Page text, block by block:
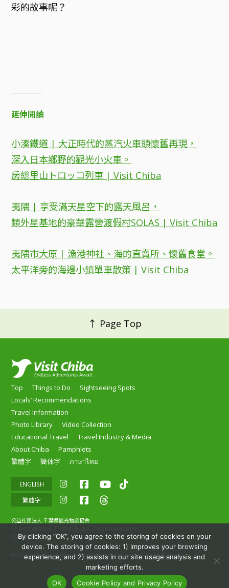
彩的故事呢？
延伸閱讀
小湊鐵道 | 大正時代的蒸汽火車頭懷舊再現，
深入日本鄉野的觀光小火車。
房総里山トロッコ列車 | Visit Chiba
夷隅 | 享受滿天星空下的露天風呂，
類外星基地的豪華露營渡假村SOLAS | Visit Chiba
夷隅市大原 | 漁港神社、海的直賣所、懷舊食堂。
太平洋旁的海邊小鎮單車散策 | Visit Chiba
↑ Page Top
Top Things to Do
Sightseeing Spots
Locals’ Recommendations
Travel Information
Photo Library
Video Collection
Educational Travel
Travel Industry & Media
About Chiba
Pamphlets
繁體字
簡体字 ภาษาไทย
ENGLISH
繁體字
公益社団法人 千葉県観光物産協会
E-mail)
© Chiba Prefectural Tourism & Local Products Association All Rights Reserved.
By clicking “OK”, you agree to the storing of cookies on your
device. The storing of cookies: 1) improves your browsing
experience, and 2) assists in our site usage analysis and
marketing efforts.
OK
Cookie Policy and Privacy Policy